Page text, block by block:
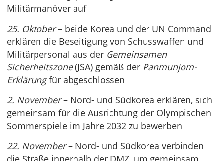
Militärmanöver auf
25. Oktober– beide Korea und der UN Command
erklären die Beseitigung von Schusswaffen und
Militärpersonal aus der Gemeinsamen
Sicherheitszone(JSA) gemäß der Panmunjom-
Erklärungfür abgeschlossen
2. November– Nord- und Südkorea erklären, sich
gemeinsam für die Ausrichtung der Olympischen
Sommerspiele im Jahre 2032 zu bewerben
22. November– Nord- und Südkorea verbinden
die Straße innerhalb der DMZ, um gemeinsam